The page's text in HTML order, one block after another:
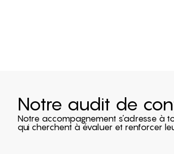
Notre audit de
Notre accompagnement s’adresse à
qui cherchent à évaluer et renforcer